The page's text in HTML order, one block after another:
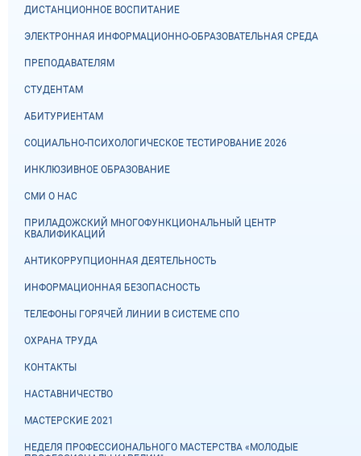
ДИСТАНЦИОННОЕ ВОСПИТАНИЕ
ЭЛЕКТРОННАЯ ИНФОРМАЦИОННО-ОБРАЗОВАТЕЛЬНАЯ СРЕДА
ПРЕПОДАВАТЕЛЯМ
СТУДЕНТАМ
АБИТУРИЕНТАМ
СОЦИАЛЬНО-ПСИХОЛОГИЧЕСКОЕ ТЕСТИРОВАНИЕ 2026
ИНКЛЮЗИВНОЕ ОБРАЗОВАНИЕ
СМИ О НАС
ПРИЛАДОЖСКИЙ МНОГОФУНКЦИОНАЛЬНЫЙ ЦЕНТР
КВАЛИФИКАЦИЙ
АНТИКОРРУПЦИОННАЯ ДЕЯТЕЛЬНОСТЬ
ИНФОРМАЦИОННАЯ БЕЗОПАСНОСТЬ
ТЕЛЕФОНЫ ГОРЯЧЕЙ ЛИНИИ В СИСТЕМЕ СПО
ОХРАНА ТРУДА
КОНТАКТЫ
НАСТАВНИЧЕСТВО
МАСТЕРСКИЕ 2021
НЕДЕЛЯ ПРОФЕССИОНАЛЬНОГО МАСТЕРСТВА «МОЛОДЫЕ